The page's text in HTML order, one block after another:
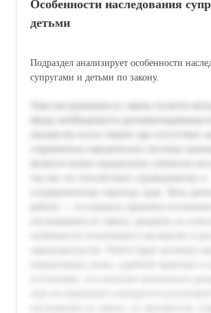
Особенности наследования
детьми
Подраздел анализирует особенности
супругами и детьми по закону.